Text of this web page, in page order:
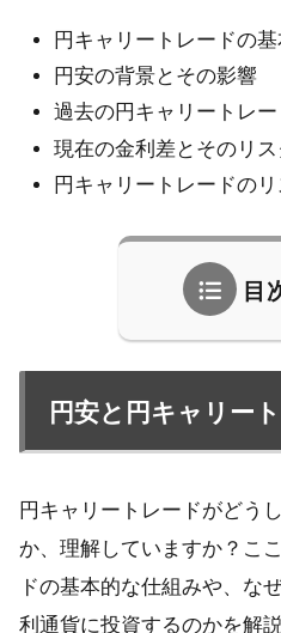
円キャリートレードの
円安の背景とその影響
過去の円キャリートレ
現在の金利差とそのリス
円キャリートレードの
目
円安と円キャリー
円キャリートレードがどう
か、理解していますか？こ
ドの基本的な仕組みや、な
利通貨に投資するのかを解